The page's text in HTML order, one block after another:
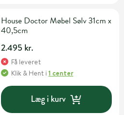
House Doctor Møbel Sølv 31cm x
40,5cm
2.495 kr.
Få leveret
Klik & Hent i1 center
Læg i kurv